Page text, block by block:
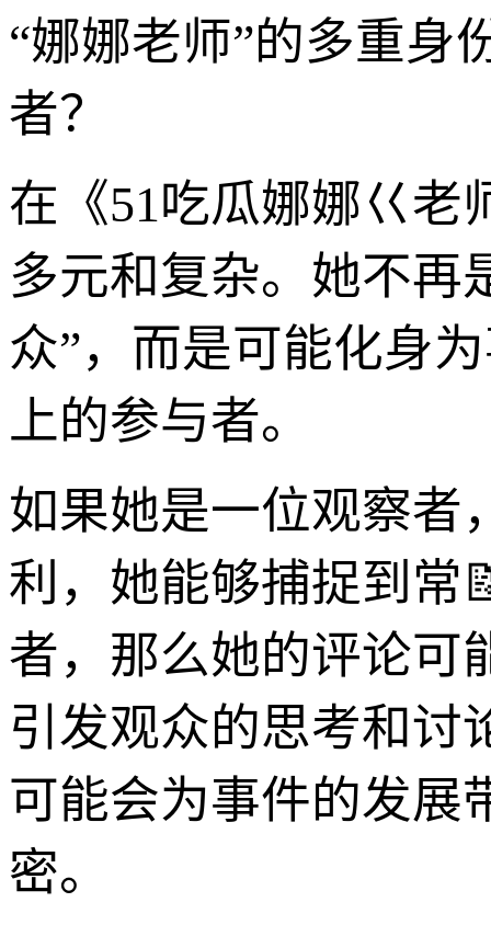
“娜娜老师”的多重身
者？
在《51吃瓜娜娜巜老
多元和复杂。她不再
众”，而是可能化身
上的参与者。
如果她是一位观察者
利，她能够捕捉到常
者，那么她的评论可
引发观众的思考和讨
可能会为事件的发展
密。